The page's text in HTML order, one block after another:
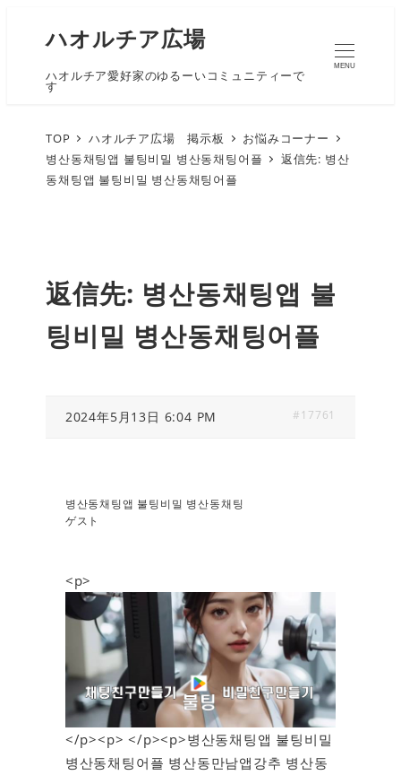
ハオルチア広場
ハオルチア愛好家のゆるーいコミュニティーで
す
MENU
TOP ハオルチア広場 掲示板
お悩みコーナー
병산동채팅앱 불팅비밀 병산동채팅어플
返信先: 병산
동채팅앱 불팅비밀 병산동채팅어플
返信先: 병산동채팅앱 불
팅비밀 병산동채팅어플
2024年5月13日 6:04 PM #17761
병산동채팅앱 불팅비밀 병산동채팅
ゲスト
<p>
</p><p> </p><p>병산동채팅앱 불팅비밀
병산동채팅어플 병산동만남앱강추 병산동